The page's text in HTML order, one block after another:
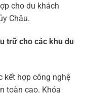
cho du khách
Châu.
trữ cho các khu du
kết hợp công nghệ
toàn cao. Khóa